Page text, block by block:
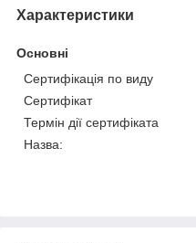
Характеристики
Основні
Сертифікація по виду
Сертифікат
Термін дії сертифіката
Назва: